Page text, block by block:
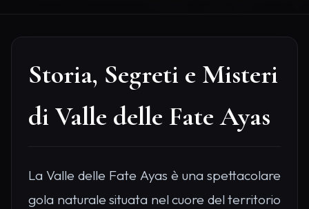
Storia, Segreti e Misteri
di Valle delle Fate Ayas
La Valle delle Fate Ayas è una spettacolare
gola naturale situata nel cuore del territorio